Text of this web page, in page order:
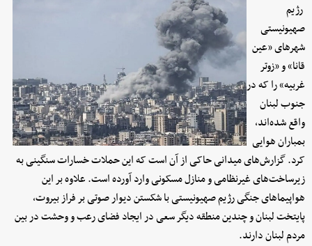
رژیم
صهیونیستی
شهرهای «عین
قانا» و «زوتر
غربیه» را که در
جنوب لبنان
واقع شده‌اند،
بمباران هوایی
کرد. گزارش‌های میدانی حاکی از آن است که این حملات خسارات سنگینی به
زیرساخت‌های غیرنظامی و منازل مسکونی وارد آورده است. علاوه بر این
هواپیماهای جنگی رژیم صهیونیستی با شکستن دیوار صوتی بر فراز بیروت،
پایتخت لبنان و چندین منطقه دیگر سعی در ایجاد فضای رعب و وحشت در بین
مردم لبنان دارند.